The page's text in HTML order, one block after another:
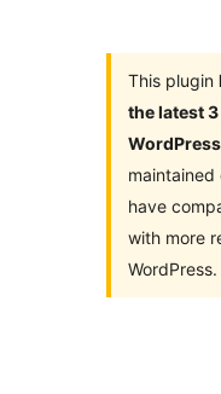
This plugin
the latest
WordPress
have
with more
WordPress.